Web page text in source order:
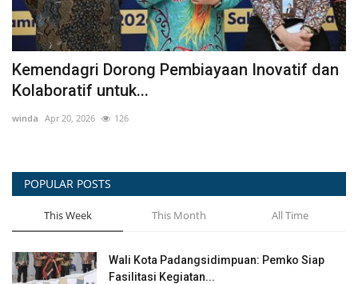
PROFIL KESEHATAN KOTA
PADANGSIDIMPUAN TAHUN 2021
winda Jun 16, 2023 724
POPULAR POSTS
This Week This Month All Time
Wali Kota Padangsidimpuan: Pemko Siap
Fasilitasi Kegiatan...